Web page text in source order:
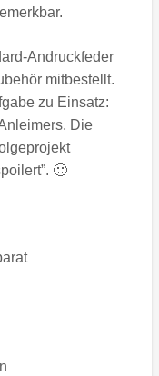
Andruckfeder
mitbestellt.
zu Einsatz:
Die
🙂